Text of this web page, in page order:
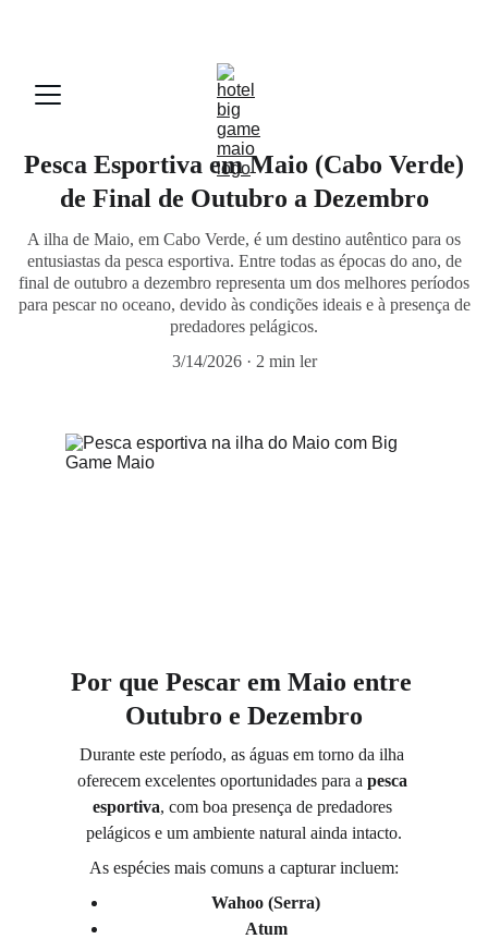
Pesca Esportiva em Maio (Cabo Verde)
de Final de Outubro a Dezembro
A ilha de Maio, em Cabo Verde, é um destino autêntico para os
entusiastas da pesca esportiva. Entre todas as épocas do ano, de
final de outubro a dezembro representa um dos melhores períodos
para pescar no oceano, devido às condições ideais e à presença de
predadores pelágicos.
3/14/2026
2 min ler
Por que Pescar em Maio entre
Outubro e Dezembro
Durante este período, as águas em torno da ilha
oferecem excelentes oportunidades para a pesca
esportiva, com boa presença de predadores
pelágicos e um ambiente natural ainda intacto.
As espécies mais comuns a capturar incluem:
Wahoo (Serra)
Atum